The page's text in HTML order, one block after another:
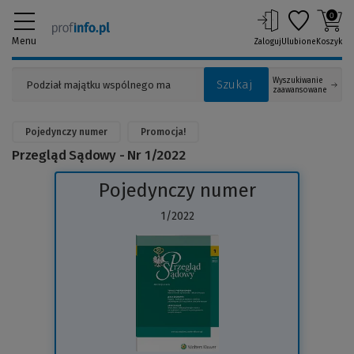
Menu
Szukaj
Wyszukiwanie
zaawansowane
ZalogujUlubione
0
Koszyk
Pojedynczy numer Promocja!
Przegląd Sądowy - Nr 1/2022
Pojedynczy numer
1/2022
do